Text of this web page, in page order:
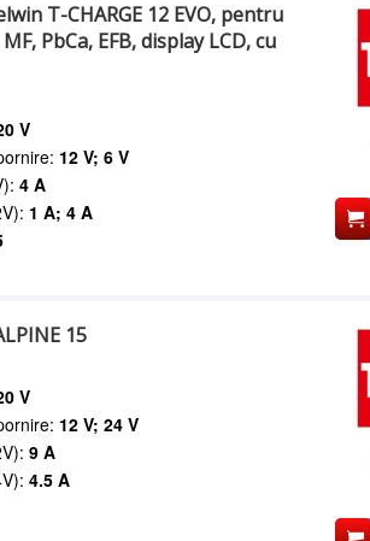
T-CHARGE 12 EVO, pentru
PbCa, EFB, display LCD, cu
V
12 V; 6 V
4 A
1 A; 4 A
15
V
12 V; 24 V
9 A
4.5 A